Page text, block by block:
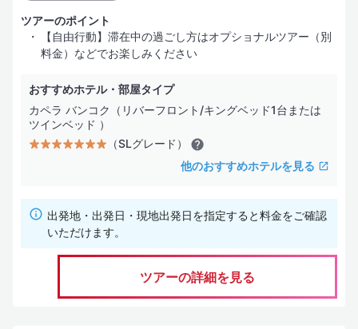
ツアーのポイント
【自由行動】滞在中の過ごし方はオプショナルツアー（別
料金）などでお楽しみください
おすすめホテル・部屋タイプ
カペラ バンコク（リバーフロント/キングベッド1台または
ツインベッド ）
（SLグレード）
他のおすすめホテルを見る
出発地・出発日・現地出発日を指定すると料金をご確認
いただけます。
ツアーの詳細を見る